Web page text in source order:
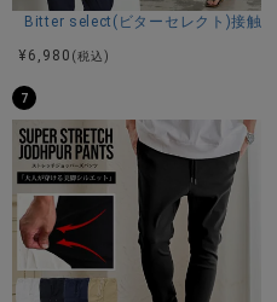
Bitter select(ビターセレクト)接触
¥ 6,980 (税込)
7